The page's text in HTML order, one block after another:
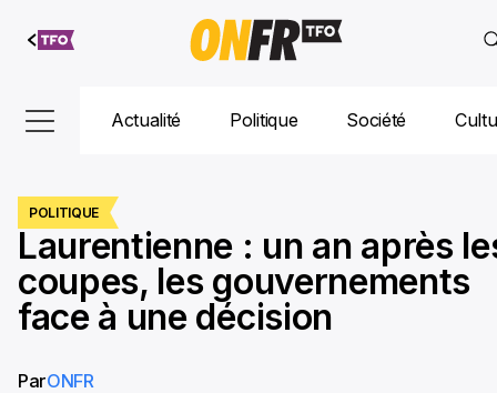
Aller au
contenu
Actualité Politique Société
POLITIQUE
Laurentienne : un an après
coupes, les gouvernements
face à une décision
ParONFR